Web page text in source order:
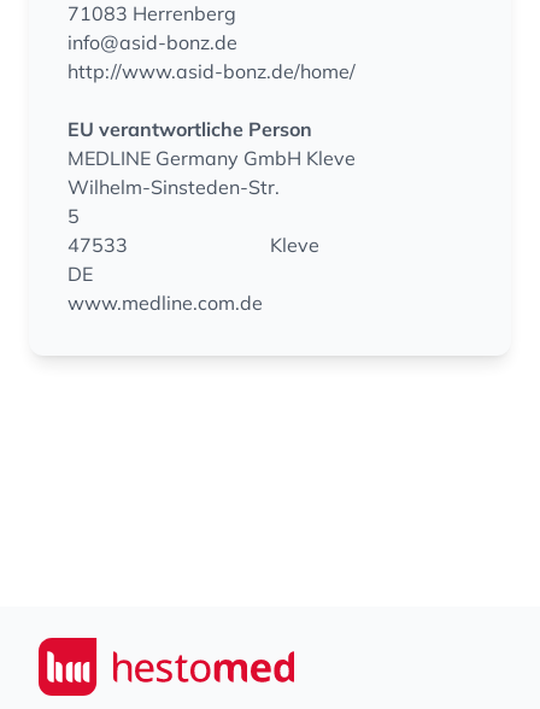
71083 Herrenberg
info@asid-bonz.de
http://www.asid-bonz.de/home/
EU verantwortliche Person
MEDLINE Germany GmbH Kleve
Wilhelm-Sinsteden-Str.
5
47533
Kleve
DE
www.medline.com.de
Seiwert GmbH